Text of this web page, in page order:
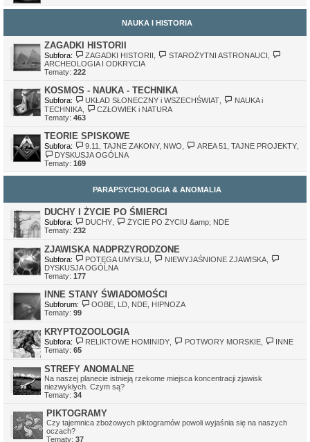
NAUKA I HISTORIA
ZAGADKI HISTORII
Subfora: ZAGADKI HISTORII STAROŻYTNI ASTRONAUCI
ARCHEOLOGIA I ODKRYCIA
Tematy: 222
KOSMOS - NAUKA - TECHNIKA
Subfora: UKŁAD SŁONECZNY i WSZECHŚWIAT
NAUKA i
TECHNIKA
CZŁOWIEK i NATURA
Tematy: 463
TEORIE SPISKOWE
Subfora: 9.11, TAJNE ZAKONY, NWO AREA 51, TAJNE PROJEKTY,
DYSKUSJA OGÓLNA
Tematy: 169
PARAPSYCHOLOGIA & ANOMALIA
DUCHY I ŻYCIE PO ŚMIERCI
Subfora: DUCHY
ŻYCIE PO ŻYCIU &amp; NDE
Tematy: 232
ZJAWISKA NADPRZYRODZONE
Subfora: POTĘGA UMYSŁU NIEWYJAŚNIONE ZJAWISKA,
DYSKUSJA OGÓLNA
Tematy: 177
INNE STANY ŚWIADOMOŚCI
Subforum:
OOBE, LD, NDE, HIPNOZA
Tematy: 99
KRYPTOZOOLOGIA
Subfora: RELIKTOWE HOMINIDY POTWORY MORSKIE,
INNE
Tematy: 65
STREFY ANOMALNE
Na naszej planecie istnieją rzekome miejsca koncentracji zjawisk
niezwykłych. Czym są?
Tematy: 34
PIKTOGRAMY
Czy tajemnica zbożowych piktogramów powoli wyjaśnia się na naszych
oczach?
Tematy: 37